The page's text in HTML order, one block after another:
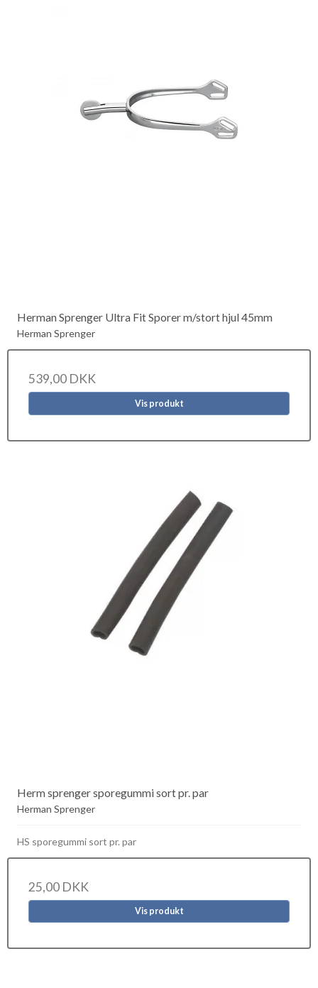
Herman Sprenger Ultra Fit Sporer m/stort hjul 45mm
Herman Sprenger
539,00 DKK
Vis produkt
Herm sprenger sporegummi sort pr. par
Herman Sprenger
HS sporegummi sort pr. par
25,00 DKK
Vis produkt